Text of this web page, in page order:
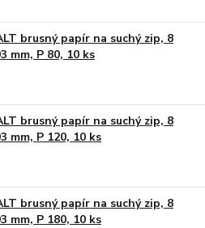
brusný papír na suchý zip, 8
mm, P 80, 10 ks
brusný papír na suchý zip, 8
mm, P 120, 10 ks
brusný papír na suchý zip, 8
mm, P 180, 10 ks